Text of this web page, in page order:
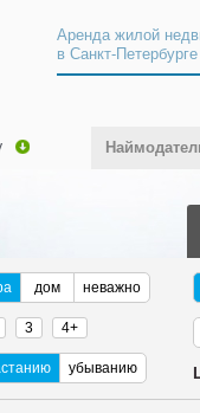
Аренда жилой
в Санкт-
дом неважно
3 4+
убыванию